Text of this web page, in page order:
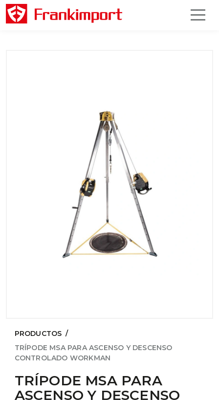
PRODUCTOS /
TRÍPODE MSA PARA ASCENSO Y DESCENSO
CONTROLADO WORKMAN
TRÍPODE MSA PARA
ASCENSO Y DESCENSO